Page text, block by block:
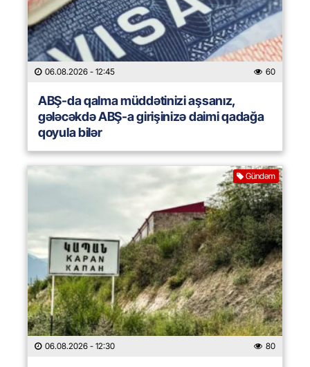
06.08.2026 - 12:45 60
ABŞ-da qalma müddətinizi aşsanız,
gələcəkdə ABŞ-a girişinizə daimi qadağa
qoyula bilər
Gündəm
06.08.2026 - 12:30 80